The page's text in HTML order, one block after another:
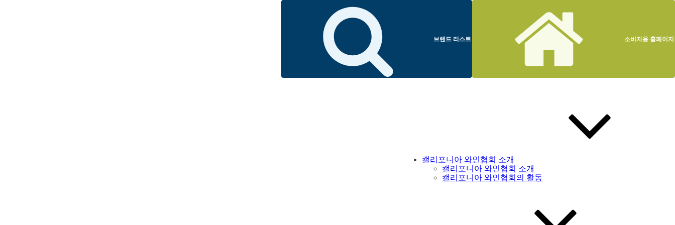
브랜드 리스트 소비자용 홈페이지
캘리포니아 와인협회 소개
캘리포니아 와인협회 소개
캘리포니아 와인협회의 활동